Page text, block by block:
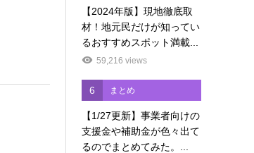
【2024年版】現地徹底取
材！地元民だけが知ってい
るおすすめスポット満載...
59,216 views
6 まとめ
【1/27更新】事業者向けの
支援金や補助金が色々出て
るのでまとめてみた。...